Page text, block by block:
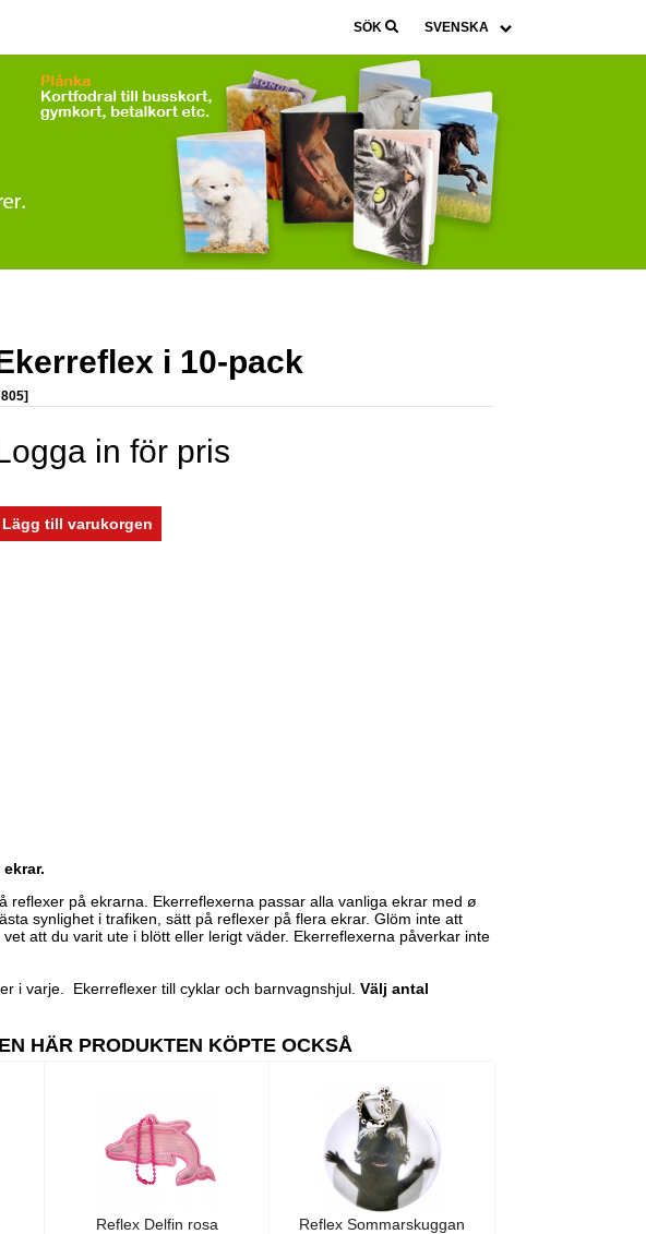
SÖK
i 10-pack
805]
in för pris
på ekrarna. Ekerreflexerna passar alla vanliga ekrar med ø
synlighet i trafiken, sätt på reflexer på flera ekrar. Glöm inte att
att du varit ute i blött eller lerigt väder. Ekerreflexerna påverkar inte
i varje. Ekerreflexer till cyklar och barnvagnshjul. Välj antal
HÄR PRODUKTEN KÖPTE OCKSÅ
Reflex Delfin rosa Reflex Sommarskuggan